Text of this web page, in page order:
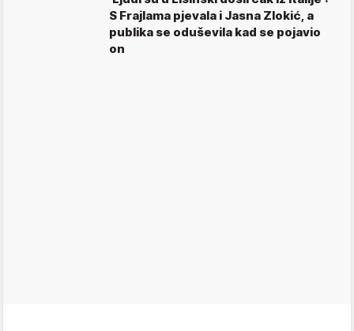
S Frajlama pjevala i Jasna Zlokić, a
publika se oduševila kad se pojavio
on